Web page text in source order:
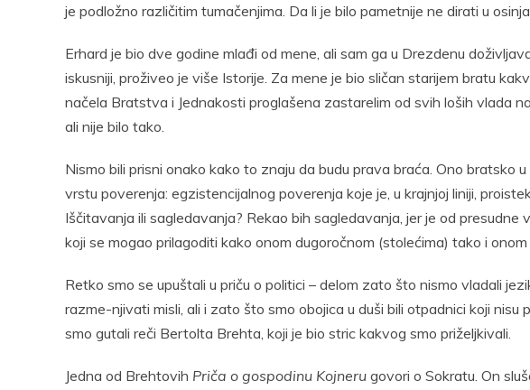
je podložno različitim tumačenjima. Da li je bilo pametnije ne dirati u
Erhard je bio dve godine mlađi od mene, ali sam ga u Drezdenu
iskusniji, proživeo je više Istorije. Za mene je bio sličan starijem bratu
načela Bratstva i Jednakosti proglašena zastarelim od svih loših vlada
ali nije bilo tako.
Nismo bili prisni onako kako to znaju da budu prava braća. Ono bratsko
vrstu poverenja: egzistencijalnog poverenja koje je, u krajnjoj liniji,
Iščitavanja ili sagledavanja? Rekao bih sagledavanja, jer je od presudne
koji se mogao prilagoditi kako onom dugoročnom (stolećima) tako i
Retko smo se upuštali u priču o politici – delom zato što nismo vladali
razme-njivati misli, ali i zato što smo obojica u duši bili otpadnici koji nisu
smo gutali reči Bertolta Brehta, koji je bio stric kakvog smo priželjkivali.
Jedna od Brehtovih Priča o gospodinu Kojneru govori o Sokratu. On